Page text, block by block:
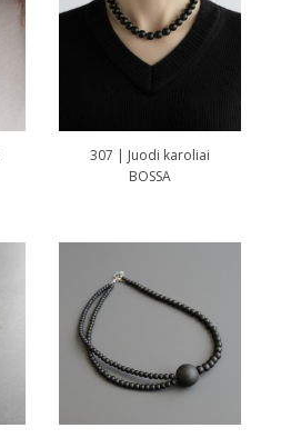
307 | Juodi karoliai
BOSSA